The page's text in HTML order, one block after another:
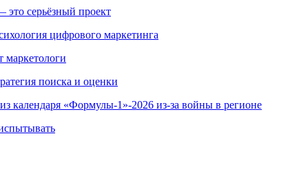
серьёзный проект
цифрового маркетинга
маркетологи
поиска и оценки
календаря «Формулы-1»-2026 из-за войны в регионе